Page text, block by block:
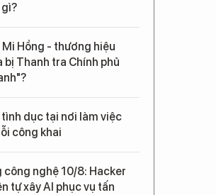
Mi Hồng - thương hiệu
bị Thanh tra Chính phủ
tình dục tại nơi làm việc
công khai
công nghệ 10/8: Hacker
tự xây AI phục vụ tấn